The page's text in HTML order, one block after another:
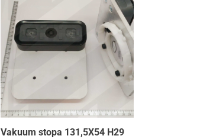
Vakuum stopa 131,5X54 H29